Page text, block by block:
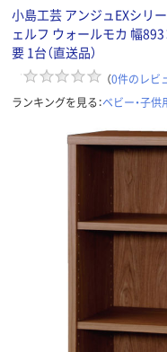
小島工芸 アンジュEXシリ
ェルフ ウォールモカ 幅
要 1台（直送品）
（0件のレビ
ランキングを見る：ベビー・子供